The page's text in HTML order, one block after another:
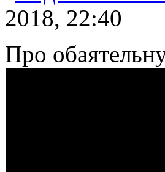
2018, 22:40
Про